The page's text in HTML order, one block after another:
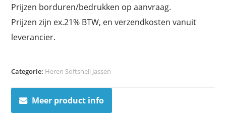
Prijzen borduren/bedrukken op aanvraag.
Prijzen zijn ex.21% BTW, en verzendkosten vanuit
leverancier.
Categorie: Heren Softshell Jassen
Meer product info